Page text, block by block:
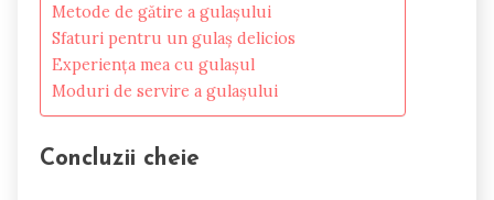
Metode de gătire a gulașului
Sfaturi pentru un gulaș delicios
Experiența mea cu gulașul
Moduri de servire a gulașului
Concluzii cheie